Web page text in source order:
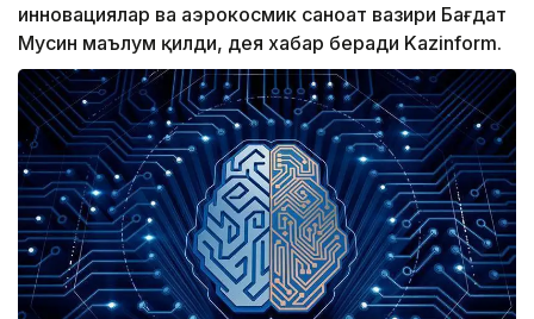
инновациялар ва аэрокосмик саноат вазири Бағдат
Мусин маълум қилди, дея хабар беради Kazinform.